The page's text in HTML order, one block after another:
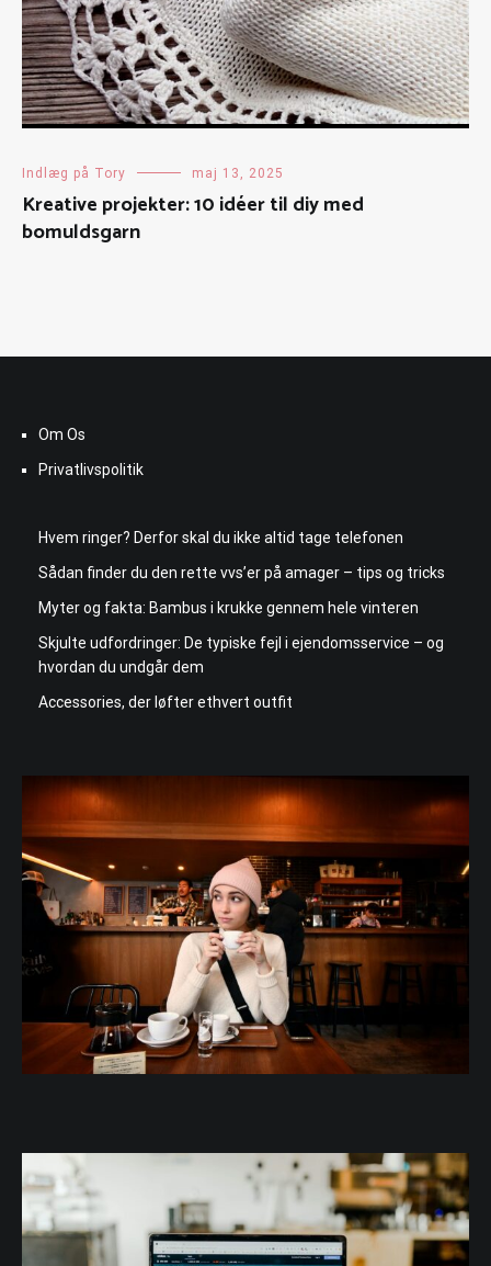
Indlæg på Tory maj 13, 2025
Kreative projekter: 10 idéer til diy med
bomuldsgarn
Om Os
Privatlivspolitik
Hvem ringer? Derfor skal du ikke altid tage telefonen
Sådan finder du den rette vvs’er på amager – tips og tricks
Myter og fakta: Bambus i krukke gennem hele vinteren
Skjulte udfordringer: De typiske fejl i ejendomsservice – og
hvordan du undgår dem
Accessories, der løfter ethvert outfit